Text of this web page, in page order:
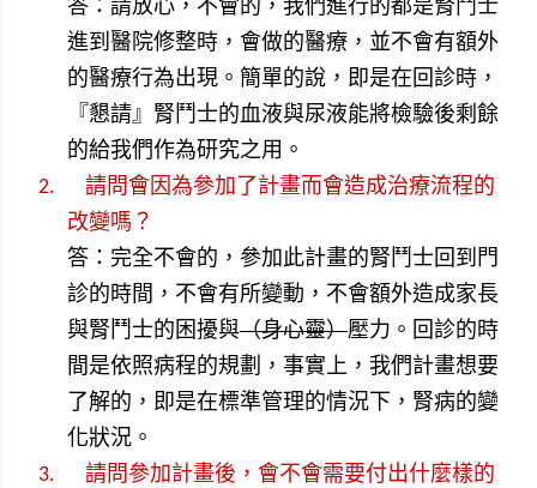
答：請放心，不會的，我們進行的都是腎鬥士
進到醫院修整時，會做的醫療，並不會有額外
的醫療行為出現。簡單的說，即是在回診時，
『懇請』腎鬥士的血液與尿液能將檢驗後剩餘
的給我們作為研究之用。
2.
請問會因為參加了計畫而會造成治療流程的
改變嗎？
答：完全不會的，參加此計畫的腎鬥士回到門
診的時間，不會有所變動，不會額外造成家長
與腎鬥士的困擾與（身心靈）壓力。回診的時
間是依照病程的規劃，事實上，我們計畫想要
了解的，即是在標準管理的情況下，腎病的變
化狀況。
3.
請問參加計畫後，會不會需要付出什麼樣的